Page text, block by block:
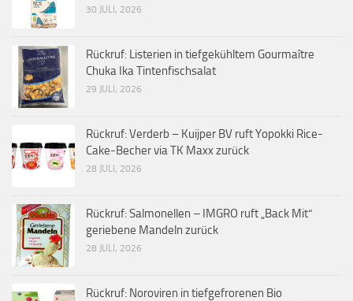
30 JULI, 2026
Rückruf: Listerien in tiefgekühltem Gourmaître
Chuka Ika Tintenfischsalat
29 JULI, 2026
Rückruf: Verderb – Kuijper BV ruft Yopokki Rice-
Cake-Becher via TK Maxx zurück
28 JULI, 2026
Rückruf: Salmonellen – IMGRO ruft „Back Mit“
geriebene Mandeln zurück
28 JULI, 2026
Rückruf: Noroviren in tiefgefrorenen Bio